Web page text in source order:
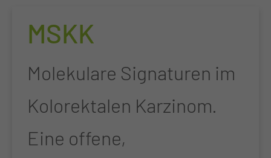
MSKK
Molekulare Signaturen im
Kolorektalen Karzinom.
Eine offene,